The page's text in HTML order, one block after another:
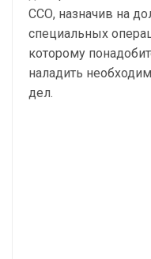
ССО, назначив на
специальных
которому
наладить
дел.